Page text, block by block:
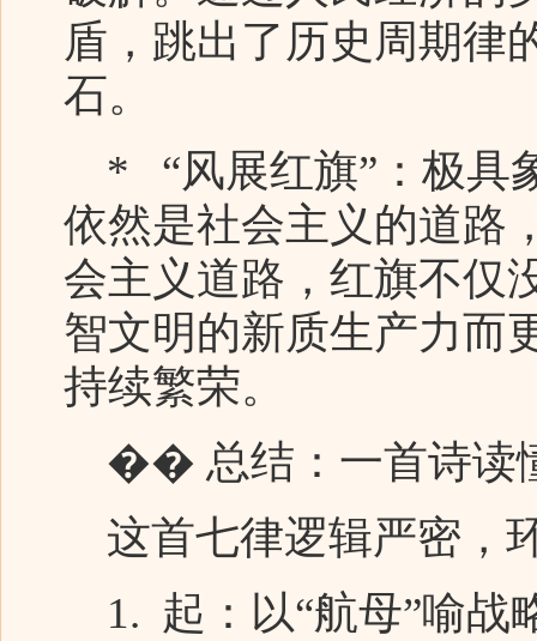
盾，跳出了历史周期律
石。
* “风展红旗”：极具
依然是社会主义的道路
会主义道路，红旗不仅
智文明的新质生产力而
持续繁荣。
�� 总结：一首诗读
这首七律逻辑严密，
1. 起：以“航母”喻战